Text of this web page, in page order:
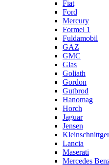
Fiat
Ford
Mercury
Formel 1
Fuldamobil
GAZ
GMC
Glas
Goliath
Gordon
Gutbrod
Hanomag
Horch
Jaguar
Jensen
Kleinschnittger
Lancia
Maserati
Mercedes